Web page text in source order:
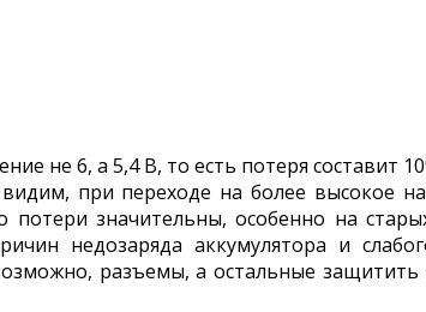
не 6, а 5,4 В, то есть потеря составит
при переходе на более высокое
значительны, особенно на
недозаряда аккумулятора и
разъемы, а остальные защитить